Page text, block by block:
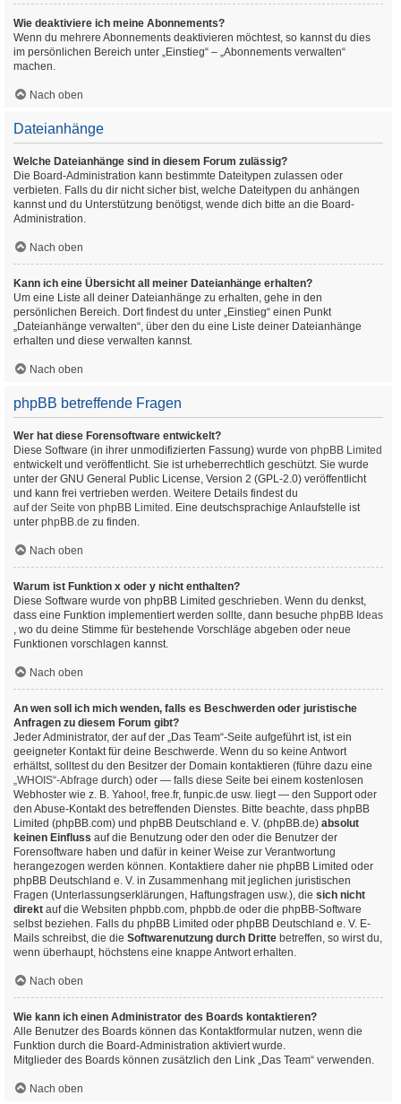
Wie deaktiviere ich meine Abonnements?
Wenn du mehrere Abonnements deaktivieren möchtest, so kannst du dies
im persönlichen Bereich unter „Einstieg“ – „Abonnements verwalten“
machen.
Nach oben
Dateianhänge
Welche Dateianhänge sind in diesem Forum zulässig?
Die Board-Administration kann bestimmte Dateitypen zulassen oder
verbieten. Falls du dir nicht sicher bist, welche Dateitypen du anhängen
kannst und du Unterstützung benötigst, wende dich bitte an die Board-
Administration.
Nach oben
Kann ich eine Übersicht all meiner Dateianhänge erhalten?
Um eine Liste all deiner Dateianhänge zu erhalten, gehe in den
persönlichen Bereich. Dort findest du unter „Einstieg“ einen Punkt
„Dateianhänge verwalten“, über den du eine Liste deiner Dateianhänge
erhalten und diese verwalten kannst.
Nach oben
phpBB betreffende Fragen
Wer hat diese Forensoftware entwickelt?
Diese Software (in ihrer unmodifizierten Fassung) wurde von phpBB Limited
entwickelt und veröffentlicht. Sie ist urheberrechtlich geschützt. Sie wurde
unter der GNU General Public License, Version 2 (GPL-2.0) veröffentlicht
und kann frei vertrieben werden. Weitere Details findest du
auf der Seite von phpBB Limited . Eine deutschsprachige Anlaufstelle ist
unter phpBB.de zu finden.
Nach oben
Warum ist Funktion x oder y nicht enthalten?
Diese Software wurde von phpBB Limited geschrieben. Wenn du denkst,
dass eine Funktion implementiert werden sollte, dann besuche phpBB Ideas
, wo du deine Stimme für bestehende Vorschläge abgeben oder neue
Funktionen vorschlagen kannst.
Nach oben
An wen soll ich mich wenden, falls es Beschwerden oder juristische
Anfragen zu diesem Forum gibt?
Jeder Administrator, der auf der „Das Team“-Seite aufgeführt ist, ist ein
geeigneter Kontakt für deine Beschwerde. Wenn du so keine Antwort
erhältst, solltest du den Besitzer der Domain kontaktieren (führe dazu eine
„WHOIS“-Abfrage durch) oder — falls diese Seite bei einem kostenlosen
Webhoster wie z. B. Yahoo!, free.fr, funpic.de usw. liegt — den Support oder
den Abuse-Kontakt des betreffenden Dienstes. Bitte beachte, dass phpBB
Limited (phpBB.com) und phpBB Deutschland e. V. (phpBB.de) absolut
keinen Einfluss auf die Benutzung oder den oder die Benutzer der
Forensoftware haben und dafür in keiner Weise zur Verantwortung
herangezogen werden können. Kontaktiere daher nie phpBB Limited oder
phpBB Deutschland e. V. in Zusammenhang mit jeglichen juristischen
Fragen (Unterlassungserklärungen, Haftungsfragen usw.), die sich nicht
direkt auf die Websiten phpbb.com, phpbb.de oder die phpBB-Software
selbst beziehen. Falls du phpBB Limited oder phpBB Deutschland e. V. E-
Mails schreibst, die die Softwarenutzung durch Dritte betreffen, so wirst du,
wenn überhaupt, höchstens eine knappe Antwort erhalten.
Nach oben
Wie kann ich einen Administrator des Boards kontaktieren?
Alle Benutzer des Boards können das Kontaktformular nutzen, wenn die
Funktion durch die Board-Administration aktiviert wurde.
Mitglieder des Boards können zusätzlich den Link „Das Team“ verwenden.
Nach oben